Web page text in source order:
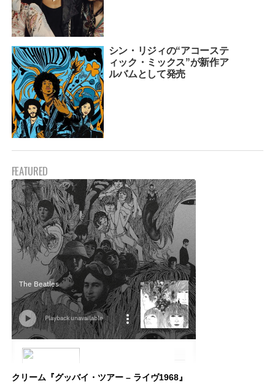
シン・リジィの“アコーステ
ィック・ミックス”が新作ア
ルバムとして発売
FEATURED
クリーム『グッバイ・ツアー – ライヴ1968』